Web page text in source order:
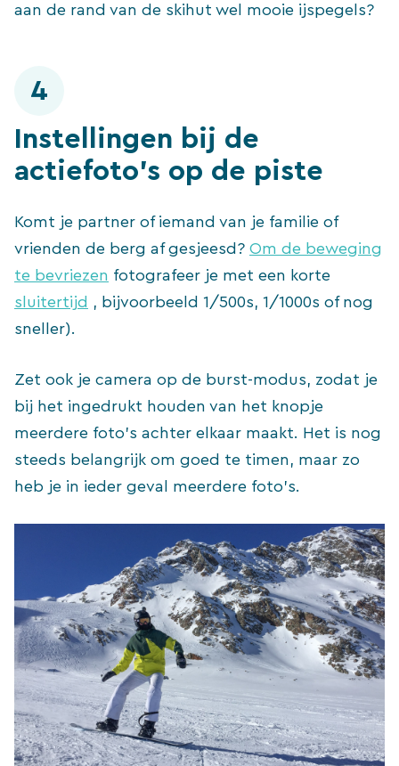
aan de rand van de skihut wel mooie ijspegels?
4
Instellingen bij de
actiefoto’s op de piste
Komt je partner of iemand van je familie of
vrienden de berg af gesjeesd? Om de beweging
te bevriezen fotografeer je met een korte
sluitertijd , bijvoorbeeld 1/500s, 1/1000s of nog
sneller).
Zet ook je camera op de burst-modus, zodat je
bij het ingedrukt houden van het knopje
meerdere foto’s achter elkaar maakt. Het is nog
steeds belangrijk om goed te timen, maar zo
heb je in ieder geval meerdere foto’s.
GRATIS EBOOK
Maak deze 10 fouten niet
mooiere vakantiefoto's
Download het gratis eBook met handige tips zodat
je straks prachtige vakantiefoto's maakt.
Gratis downloaden